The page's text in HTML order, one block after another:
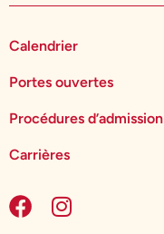
Calendrier
Portes ouvertes
Procédures d’admission
Carrières